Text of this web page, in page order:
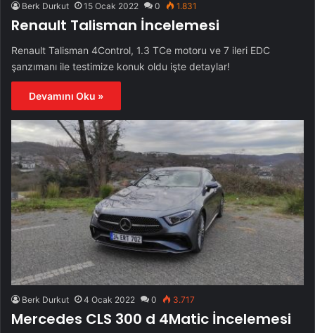
Berk Durkut 15 Ocak 2022 0 1.831
Renault Talisman İncelemesi
Renault Talisman 4Control, 1.3 TCe motoru ve 7 ileri EDC
şanzımanı ile testimize konuk oldu işte detaylar!
Devamını Oku »
Berk Durkut 4 Ocak 2022 0 3.717
Mercedes CLS 300 d 4Matic İncelemesi